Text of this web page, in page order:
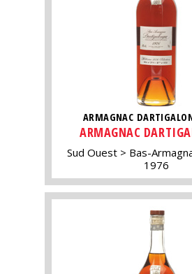
ARMAGNAC
ARMAGNAC
Sud Ouest Bas-
1976